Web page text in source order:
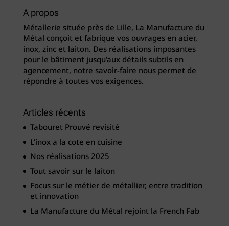
A propos
Métallerie située près de Lille, La Manufacture du
Métal conçoit et fabrique vos ouvrages en acier,
inox, zinc et laiton. Des réalisations imposantes
pour le bâtiment jusqu’aux détails subtils en
agencement, notre savoir-faire nous permet de
répondre à toutes vos exigences.
Articles récents
Tabouret Prouvé revisité
L’inox a la cote en cuisine
Nos réalisations 2025
Tout savoir sur le laiton
Focus sur le métier de métallier, entre tradition
et innovation
La Manufacture du Métal rejoint la French Fab